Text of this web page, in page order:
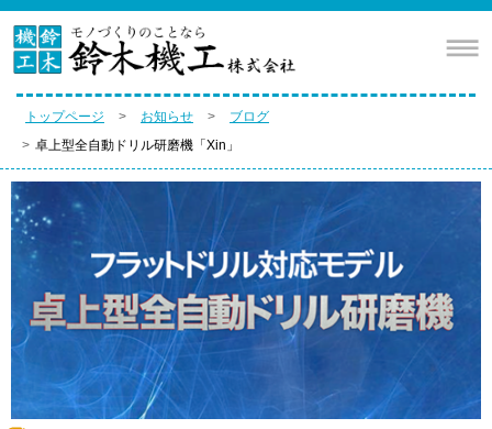
トップページ お知らせ
ブログ
卓上型全自動ドリル研磨機「Xin」